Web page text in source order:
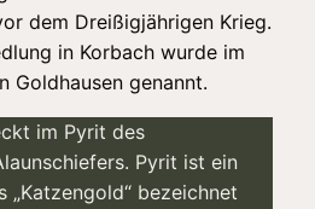
dem Dreißigjährigen Krieg.
in Korbach wurde im
Goldhausen genannt.
im Pyrit des
Pyrit ist ein
„Katzengold“ bezeichnet